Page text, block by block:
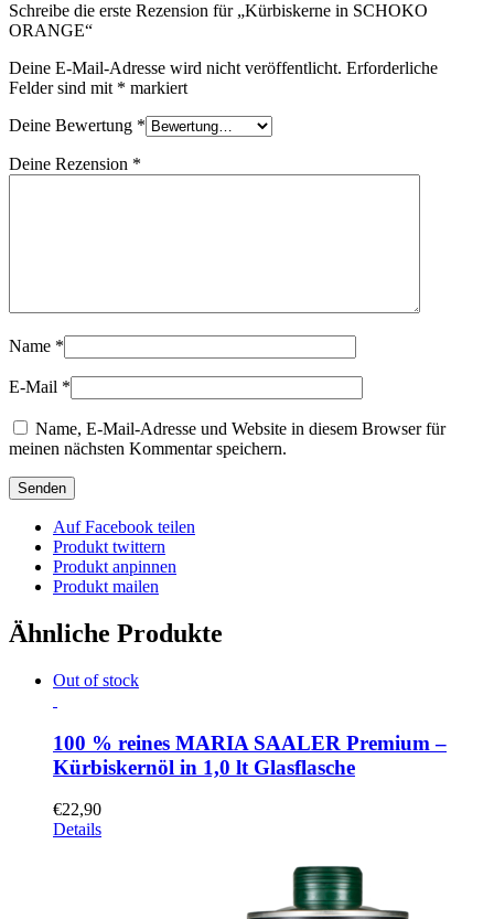
Schreibe die erste Rezension für „Kürbiskerne in SCHOKO
ORANGE“
Deine E-Mail-Adresse wird nicht veröffentlicht. Erforderliche
Felder sind mit * markiert
Deine Bewertung *
Deine Rezension *
Name *
E-Mail *
Name, E-Mail-Adresse und Website in diesem Browser für
meinen nächsten Kommentar speichern.
Auf Facebook teilen
Produkt twittern
Produkt anpinnen
Produkt mailen
Ähnliche Produkte
Out of stock
100 % reines MARIA SAALER Premium –
Kürbiskernöl in 1,0 lt Glasflasche
€22,90
Details